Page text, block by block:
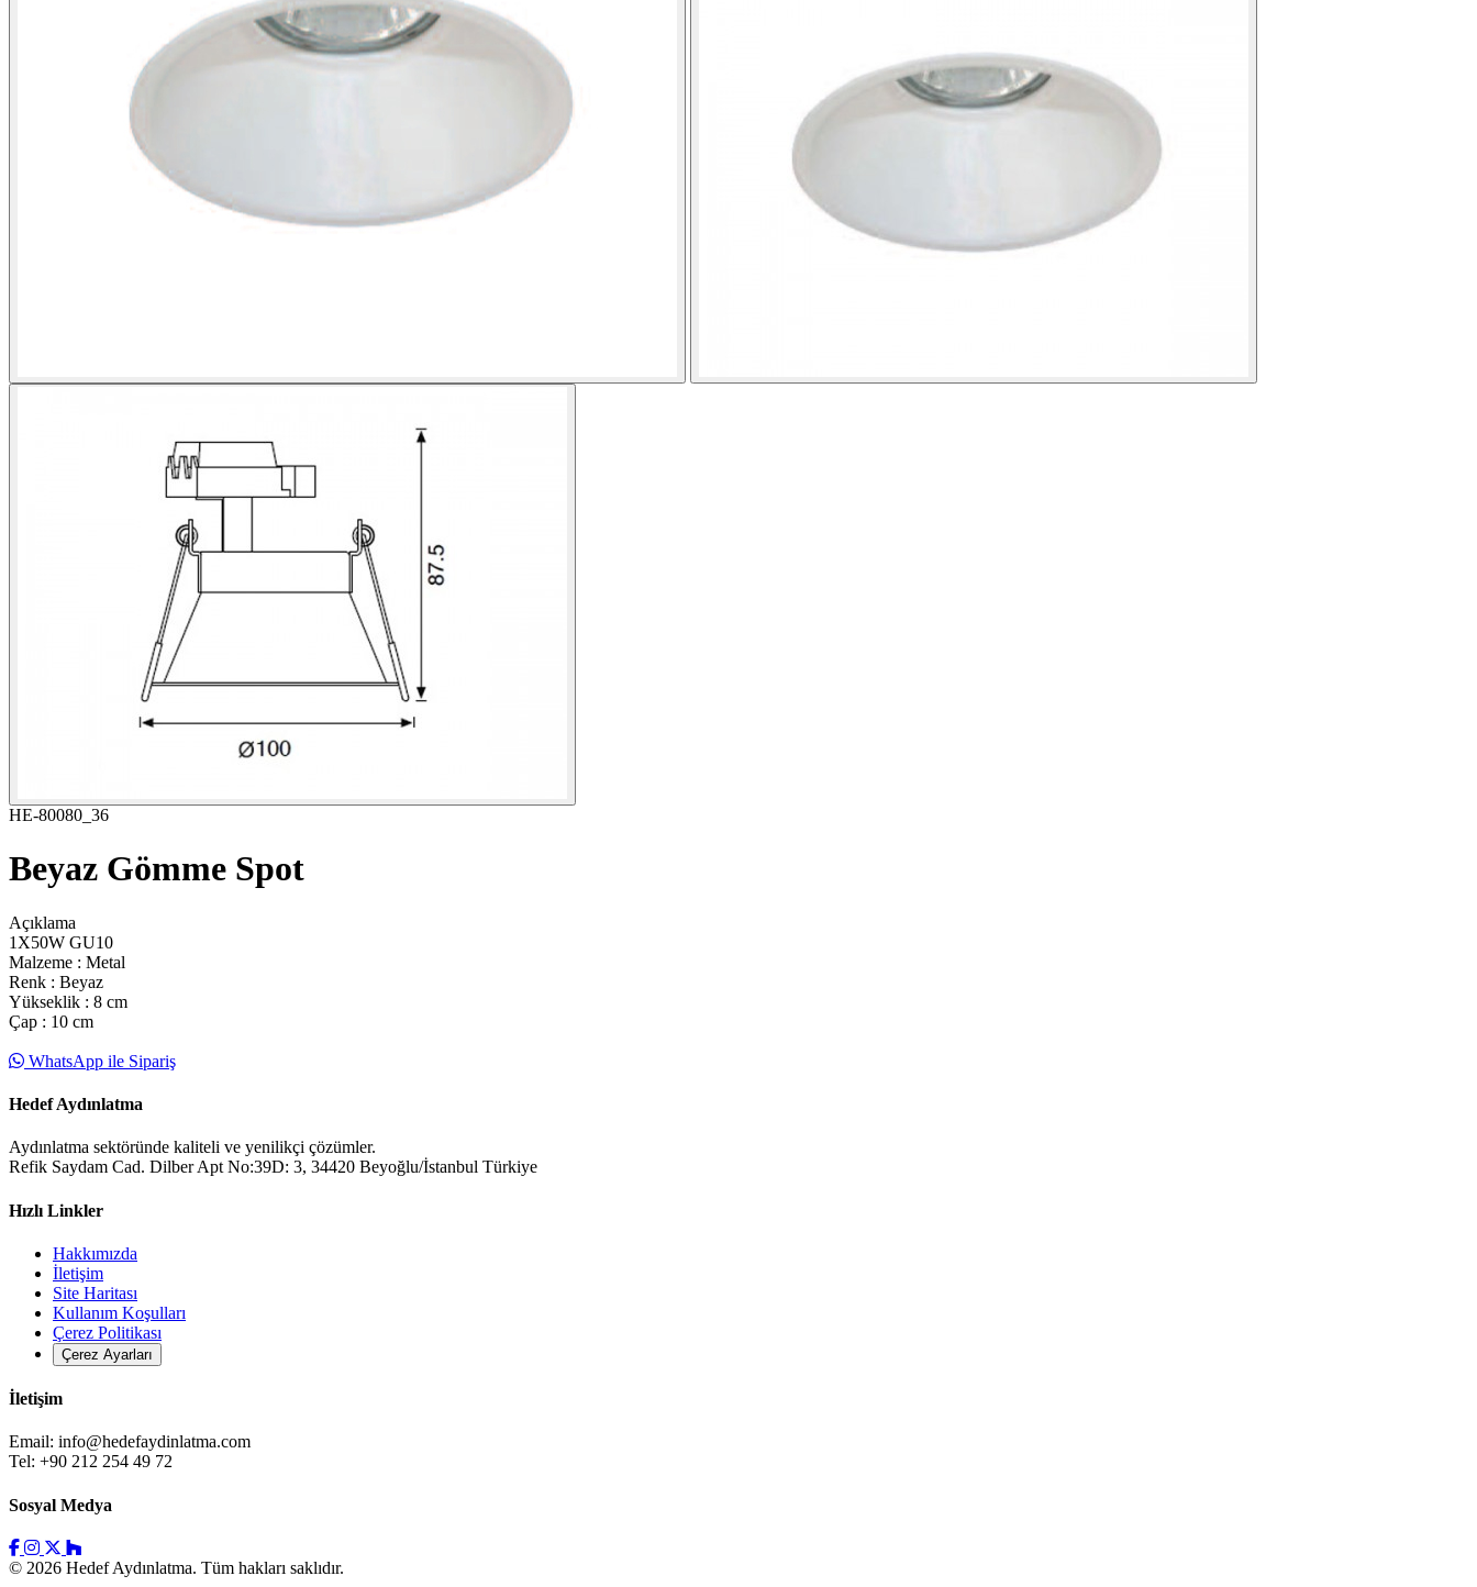
HE-80080_36
Beyaz Gömme Spot
Açıklama
1X50W GU10
Malzeme : Metal
Renk : Beyaz
Yükseklik : 8 cm
Çap : 10 cm
WhatsApp ile Sipariş
Hedef Aydınlatma
Aydınlatma sektöründe kaliteli ve yenilikçi çözümler.
Refik Saydam Cad. Dilber Apt No:39D: 3, 34420 Beyoğlu/İstanbul Türkiye
Hızlı Linkler
Hakkımızda
İletişim
Site Haritası
Kullanım Koşulları
Çerez Politikası
Çerez Ayarları
İletişim
Email: info@hedefaydinlatma.com
Tel: +90 212 254 49 72
Sosyal Medya
© 2026 Hedef Aydınlatma. Tüm hakları saklıdır.